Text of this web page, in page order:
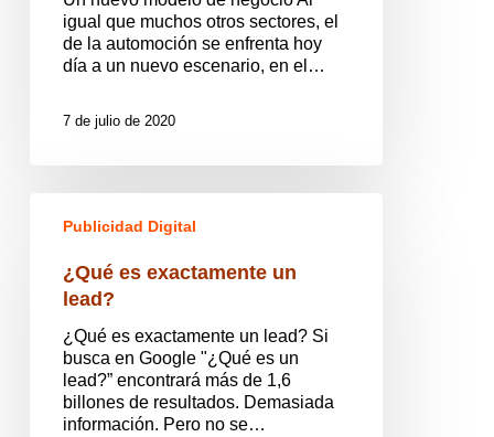
igual que muchos otros sectores, el
de la automoción se enfrenta hoy
día a un nuevo escenario, en el…
7 de julio de 2020
lead?
Publicidad Digital
¿Qué es exactamente un
lead?
¿Qué es exactamente un lead? Si
busca en Google "¿Qué es un
lead?” encontrará más de 1,6
billones de resultados. Demasiada
información. Pero no se…